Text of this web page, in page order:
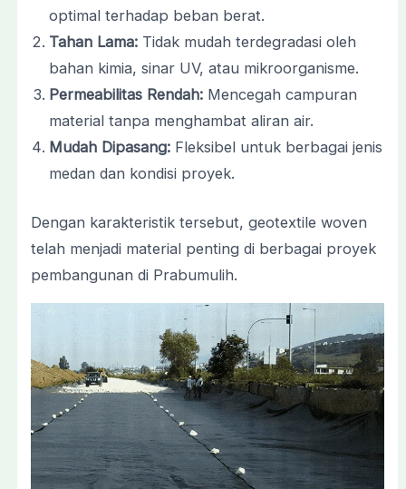
optimal terhadap beban berat.
Tahan Lama:Tidak mudah terdegradasi oleh
bahan kimia, sinar UV, atau mikroorganisme.
Permeabilitas Rendah:Mencegah campuran
material tanpa menghambat aliran air.
Mudah Dipasang:Fleksibel untuk berbagai jenis
medan dan kondisi proyek.
Dengan karakteristik tersebut, geotextile woven
telah menjadi material penting di berbagai proyek
pembangunan di Prabumulih.